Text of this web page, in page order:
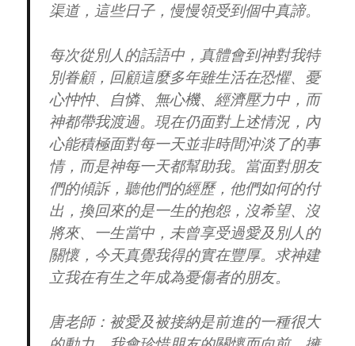
渠道，這些日子，慢慢領受到個中真諦。
每次從別人的話語中，真體會到神對我特
別眷顧，回顧這麼多年雖生活在恐懼、憂
心忡忡、自憐、無心機、經濟壓力中，而
神都帶我渡過。現在仍面對上述情況，內
心能積極面對每一天並非時間沖淡了的事
情，而是神每一天都幫助我。當面對朋友
們的傾訴，聽他們的經歷，他們如何的付
出，換回來的是一生的抱怨，沒希望、沒
將來、一生當中，未曾享受過愛及別人的
關懷，今天真覺我得的實在豐厚。求神建
立我在有生之年成為憂傷者的朋友。
唐老師：被愛及被接納是前進的一種很大